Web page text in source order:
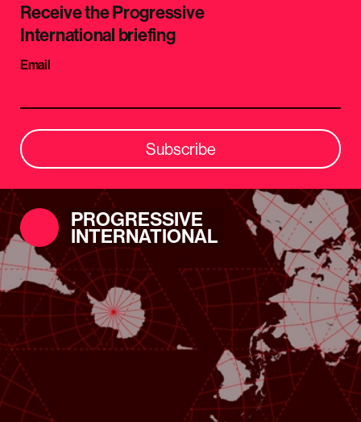
Receive the Progressive
International briefing
Email
Subscribe
PROGRESSIVE
INTERNATIONAL